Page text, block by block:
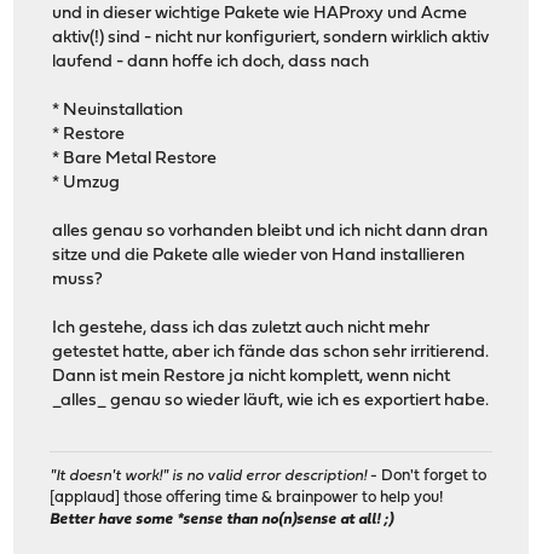
und in dieser wichtige Pakete wie HAProxy und Acme
aktiv(!) sind - nicht nur konfiguriert, sondern wirklich aktiv
laufend - dann hoffe ich doch, dass nach
* Neuinstallation
* Restore
* Bare Metal Restore
* Umzug
alles genau so vorhanden bleibt und ich nicht dann dran
sitze und die Pakete alle wieder von Hand installieren
muss?
Ich gestehe, dass ich das zuletzt auch nicht mehr
getestet hatte, aber ich fände das schon sehr irritierend.
Dann ist mein Restore ja nicht komplett, wenn nicht
_alles_ genau so wieder läuft, wie ich es exportiert habe.
"It doesn't work!" is no valid error description!- Don't forget to
[applaud] those offering time & brainpower to help you!
Better have some *sense than no(n)sense at all! ;)